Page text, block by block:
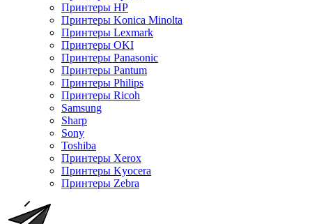
Принтеры HP
Принтеры Konica Minolta
Принтеры Lexmark
Принтеры OKI
Принтеры Panasonic
Принтеры Pantum
Принтеры Philips
Принтеры Ricoh
Samsung
Sharp
Sony
Toshiba
Принтеры Xerox
Принтеры Kyocera
Принтеры Zebra